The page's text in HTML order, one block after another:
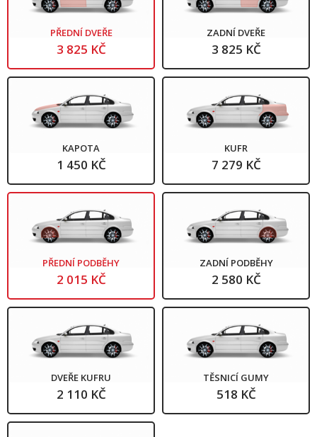
PŘEDNÍ DVEŘE
3 825 KČ
ZADNÍ DVEŘE
3 825 KČ
KAPOTA
1 450 KČ
KUFR
7 279 KČ
PŘEDNÍ PODBĚHY
2 015 KČ
ZADNÍ PODBĚHY
2 580 KČ
DVEŘE KUFRU
2 110 KČ
TĚSNICÍ GUMY
518 KČ